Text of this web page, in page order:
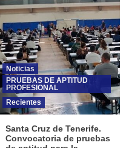
Noticias
PRUEBAS DE APTITUD
PROFESIONAL
Recientes
Santa Cruz de Tenerife.
Convocatoria de pruebas